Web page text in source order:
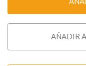
AÑADIR